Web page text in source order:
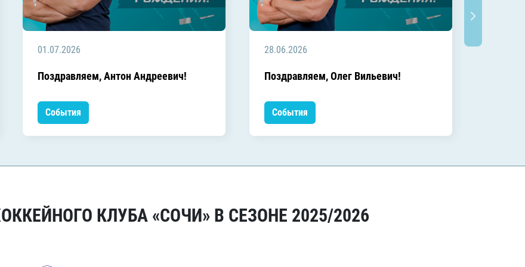
01.07.2026
Поздравляем, Антон Андреевич!
События
28.06.2026
Поздравляем, Олег Вильевич!
События
КЛУБА «СОЧИ» В СЕЗОНЕ 2025/2026